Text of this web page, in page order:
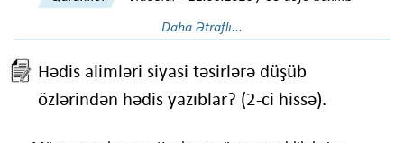
Daha Ətraflı...
Hədis alimləri siyasi təsirlərə düşüb
özlərindən hədis yazıblar? (2-ci hissə).